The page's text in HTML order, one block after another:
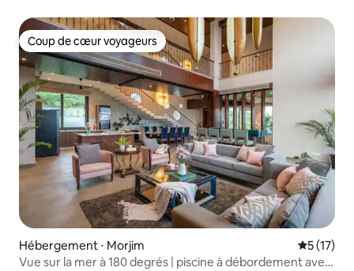
Coup de cœur voyageurs
Coup de cœur voyageurs
Hébergement ⋅ Morjim
5 (17)
Vue sur la mer à 180 degrés | piscine à débordement avec